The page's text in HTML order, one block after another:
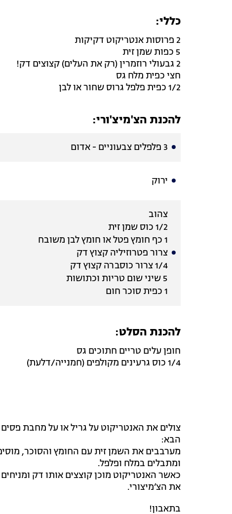
כללי:
2 פרוסות אנטריקוט דקיקות
5 כפות שמן זית
2 גבעולי רוזמרין (רק את העלים) קצוצים דק!
חצי כפית מלח גס
1/2 כפית פלפל גרוס שחור או לבן
להכנת הצ'מיצ'ורי:
3 פלפלים צבעוניים - אדום
ירוק
צהוב
1/2 כוס שמן זית
1 כף חומץ פטל או חומץ לבן משובח
צרור פטרוזיליה קצוץ דק
1/4 צרור כוסברה קצוץ דק
5 שיני שום טריות וכתושות
1 כפית סוכר חום
להכנת הסלט:
חופן עלים טריים חתוכים גס
1/4 כוס גרעינים מקולפים (חמנייה/דלעת)
צולים את האנטריקוט על גריל או על מחבת
הבא:
מערבבים את השמן זית עם החומץ והסוכר,
ומתבלים במלח ופלפל.
כאשר האנטריקוט מוכן קוצצים אותו דק
את הצ’מיצורי.
בתאבון!